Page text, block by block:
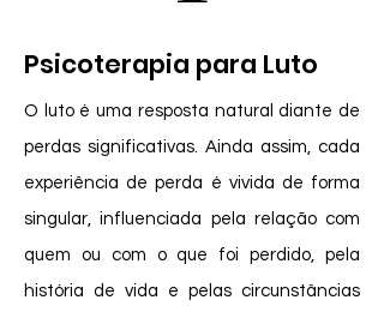
Psicoterapia para Luto
O luto é uma resposta natural diante de
perdas significativas. Ainda assim, cada
experiência de perda é vivida de forma
singular, influenciada pela relação com
quem ou com o que foi perdido, pela
história de vida e pelas circunstâncias